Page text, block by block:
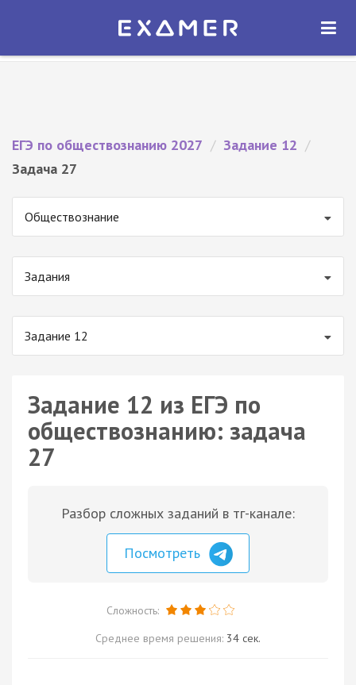
Экзамер — ЕГЭ 2027
ОТКРЫТЬ
ЕГЭ по обществознанию 2027 / Задание 12 /
Задача 27
Обществознание
Задания
Задание 12
Задание 12 из ЕГЭ по
обществознанию: задача
27
Разбор сложных заданий в тг-канале:
Посмотреть
Сложность:
Среднее время решения: 34 сек.